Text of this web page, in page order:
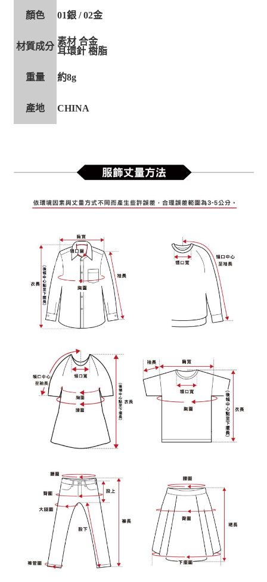
顏色 01銀 / 02金
材質成分 素材 合金
耳環針 樹脂
重量 約8g
產地 CHINA